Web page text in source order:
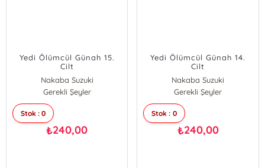
Yedi Ölümcül Günah 15.
Cilt
Nakaba Suzuki
Gerekli Şeyler
Stok : 0
₺240,00
Yedi Ölümcül Günah 14.
Cilt
Nakaba Suzuki
Gerekli Şeyler
Stok : 0
₺240,00